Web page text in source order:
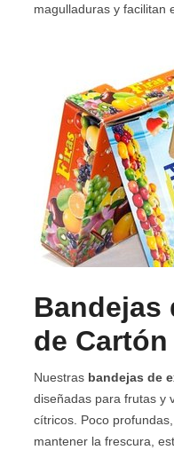
magulladuras y facilitan
Bandejas
de
Nuestras bandejas de
diseñadas para frutas y
cítricos. Poco
mantener la frescura,